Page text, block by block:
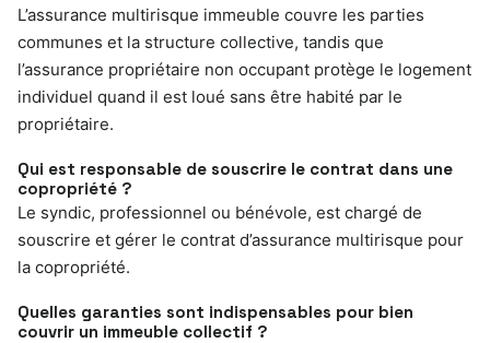
L’assurance multirisque immeuble couvre les parties
communes et la structure collective, tandis que
l’assurance propriétaire non occupant protège le logement
individuel quand il est loué sans être habité par le
propriétaire.
Qui est responsable de souscrire le contrat dans une
copropriété ?
Le syndic, professionnel ou bénévole, est chargé de
souscrire et gérer le contrat d’assurance multirisque pour
la copropriété.
Quelles garanties sont indispensables pour bien
couvrir un immeuble collectif ?